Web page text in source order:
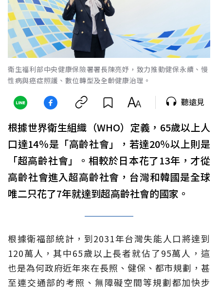
衛生福利部中央健康保險署署長陳亮妤，致力推動健保永續、慢
性病與癌症照護、數位轉型及全齡健康治理。
聽遠見
根據世界衛生組織（WHO）定義，65歲以上人
口達14％是「高齡社會」，若達20％以上則是
「超高齡社會」。相較於日本花了13年，才從
高齡社會進入超高齡社會，台灣和韓國是全球
唯二只花了7年就達到超高齡社會的國家。
根據衛福部統計，到2031年台灣失能人口將達到
120萬人，其中65歲以上長者就佔了95萬人，這
也是為何政府近年來在長照、健保、都市規劃，甚
至連交通部的考照、無障礙空間等規劃都加快步